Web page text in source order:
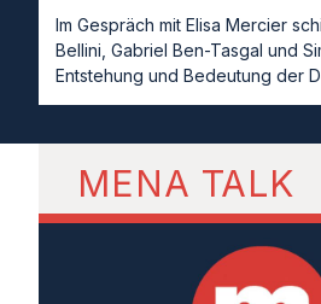
Im Gespräch mit Elisa Mercier
Bellini, Gabriel Ben-Tasgal und
Entstehung und Bedeutung der
MENA TALK